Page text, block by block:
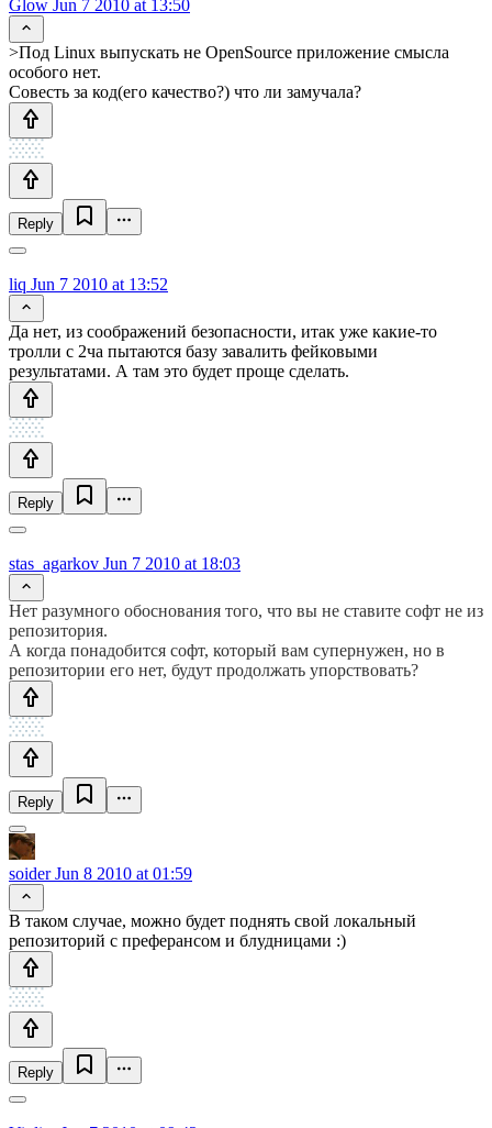
Glow Jun 7 2010 at 13:50
>Под Linux выпускать не OpenSource приложение смысла
особого нет.
Совесть за код(его качество?) что ли замучала?
Reply
liq Jun 7 2010 at 13:52
Да нет, из соображений безопасности, итак уже какие-то
тролли с 2ча пытаются базу завалить фейковыми
результатами. А там это будет проще сделать.
Reply
stas_agarkov Jun 7 2010 at 18:03
Нет разумного обоснования того, что вы не ставите софт не из
репозитория.
А когда понадобится софт, который вам супернужен, но в
репозитории его нет, будут продолжать упорствовать?
Reply
soiderJun 8 2010 at 01:59
В таком случае, можно будет поднять свой локальный
репозиторий с преферансом и блудницами :)
Reply